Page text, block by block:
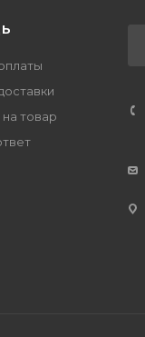
на товар